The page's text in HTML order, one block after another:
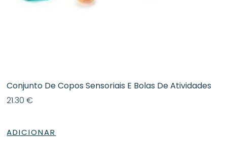
Conjunto De Copos Sensoriais E Bolas De Atividades
21.30€
ADICIONAR